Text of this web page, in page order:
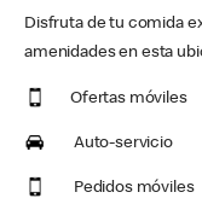
Disfruta de tu comida
amenidades en esta
Ofertas móviles
Auto-servicio
Pedidos móviles